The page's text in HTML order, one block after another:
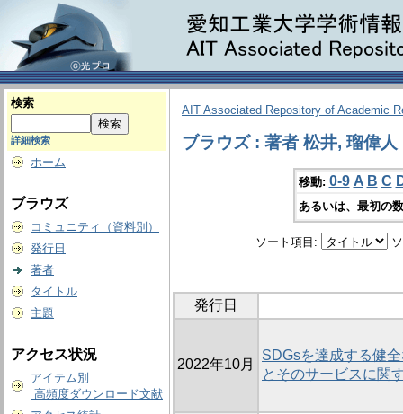
検索
詳細検索
ホーム
ブラウズ
コミュニティ（資料別）
発行日
著者
タイトル
主題
アクセス状況
アイテム別
高頻度ダウンロード文献
AIT Associated Repository of Academic
ブラウズ : 著者 松井, 瑠偉人
移動: 0-9 A B C
あるいは、最初の
ソート項目:
発行日
2022年10月
SDGsを達成する健
とそのサービスに関